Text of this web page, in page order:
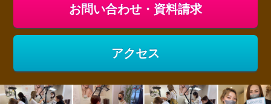
お問い合わせ・資料請求
アクセス